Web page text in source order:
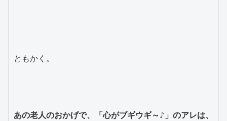
ともかく。
あの老人のおかげで、「心がブギウギ～♪」のアレは、